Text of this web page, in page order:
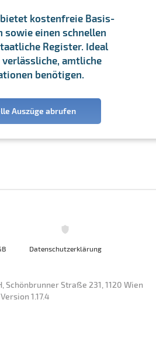
kostenfreie Basis-
sowie einen schnellen
Register. Ideal
amtliche
benötigen.
Auszüge abrufen
Datenschutzerklärung
Schönbrunner Straße 231, 1120 Wien
Version 1.17.4